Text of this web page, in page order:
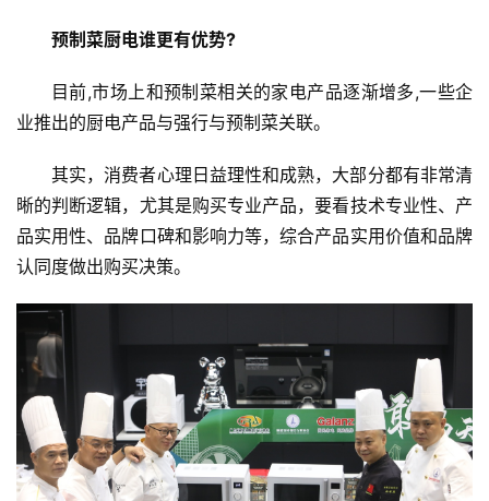
预制菜厨电谁更有优势?
目前,市场上和预制菜相关的家电产品逐渐增多,一些企
业推出的厨电产品与强行与预制菜关联。
其实，消费者心理日益理性和成熟，大部分都有非常清
晰的判断逻辑，尤其是购买专业产品，要看技术专业性、产
品实用性、品牌口碑和影响力等，综合产品实用价值和品牌
认同度做出购买决策。